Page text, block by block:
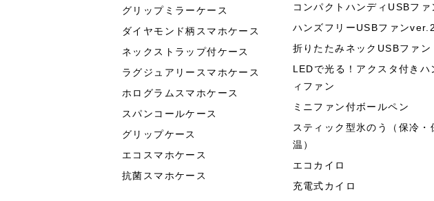
グリップミラーケース
ダイヤモンド柄スマホケース
ネックストラップ付ケース
ラグジュアリースマホケース
ホログラムスマホケース
スパンコールケース
グリップケース
エコスマホケース
抗菌スマホケース
コンパクトハンディUSBファ
ハンズフリーUSBファンver.2
折りたたみネックUSBファン
LEDで光る！アクスタ付きハ
ィファン
ミニファン付ボールペン
スティック型氷のう（保冷・
温）
エコカイロ
充電式カイロ